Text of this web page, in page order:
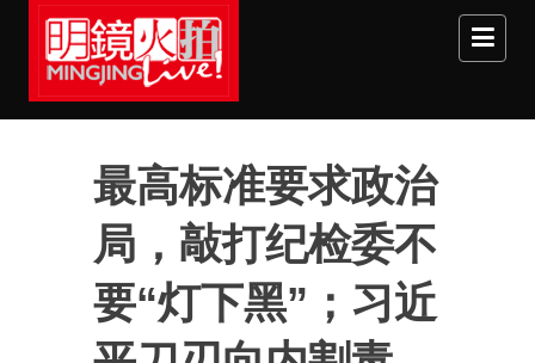
Skip to main content
最高标准要求政治
局，敲打纪检委不
要“灯下黑”；习近